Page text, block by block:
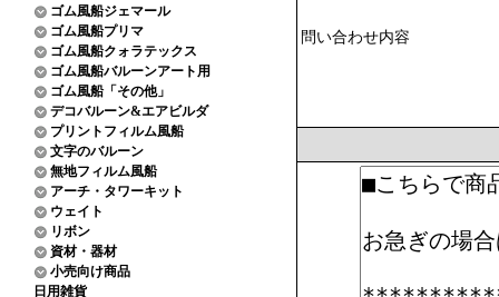
ゴム風船ジェマール
ゴム風船プリマ
ゴム風船クォラテックス
ゴム風船バルーンアート用
ゴム風船「その他」
デコバルーン&エアビルダ
プリントフィルム風船
文字のバルーン
無地フィルム風船
アーチ・タワーキット
ウェイト
リボン
資材・器材
小売向け商品
日用雑貨
問い合わせ内容